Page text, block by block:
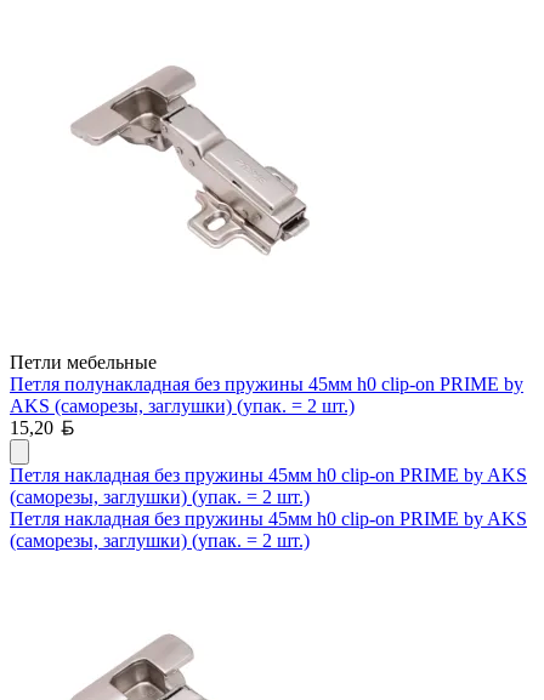
Петли мебельные
Петля полунакладная без пружины 45мм h0 clip-on PRIME by
AKS (саморезы, заглушки) (упак. = 2 шт.)
15,20
Петля накладная без пружины 45мм h0 clip-on PRIME by AKS
(саморезы, заглушки) (упак. = 2 шт.)
Петля накладная без пружины 45мм h0 clip-on PRIME by AKS
(саморезы, заглушки) (упак. = 2 шт.)